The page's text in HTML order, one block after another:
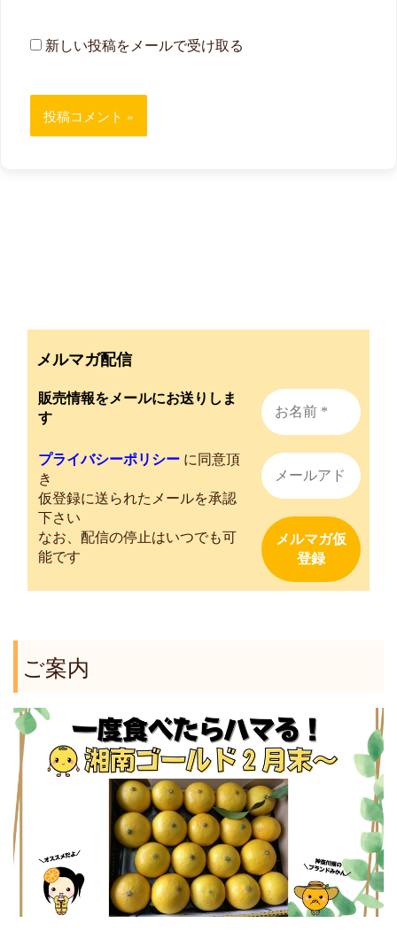
新しい投稿をメールで受け取る
メルマガ配信
販売情報をメールにお送りしま
す
プライバシーポリシー に同意頂
き
仮登録に送られたメールを承認
下さい
なお、配信の停止はいつでも可
能です
ご案内